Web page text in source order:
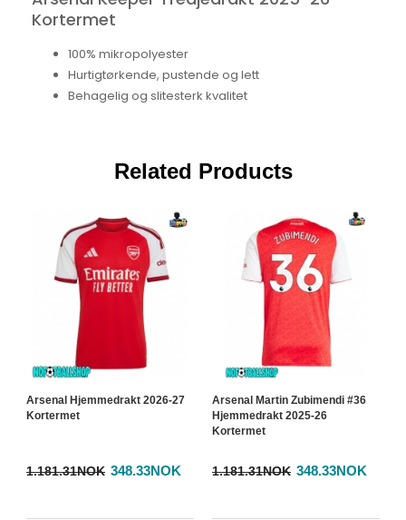
Kortermet
100% mikropolyester
Hurtigtørkende, pustende og lett
Behagelig og slitesterk kvalitet
Related Products
Arsenal Hjemmedrakt 2026-27
Kortermet
1.181.31NOK 348.33NOK
Arsenal Martin Zubimendi #36
Hjemmedrakt 2025-26
Kortermet
1.181.31NOK 348.33NOK